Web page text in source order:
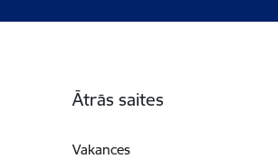
Ātrās saites
Vakances